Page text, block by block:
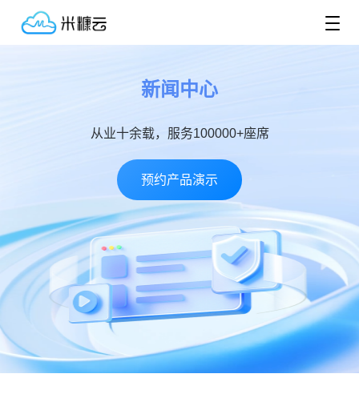
新闻中心
从业十余载，服务100000+座席
预约产品演示